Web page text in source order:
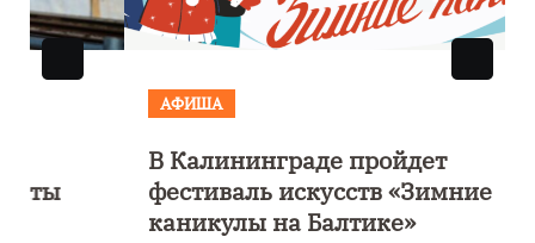
В Калининграде пройдет
фестиваль искусств «Зимние
каникулы на Балтике»